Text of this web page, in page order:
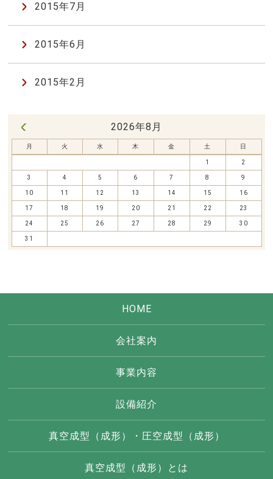
2015年7月
2015年6月
2015年2月
2026年8月
月 火 水 木 金 土 日
1 2
3 4 5 6 7 8 9
10 11 12 13 14 15 16
17 18 19 20 21 22 23
24 25 26 27 28 29 30
31
HOME
会社案内
事業内容
設備紹介
真空成型（成形）・圧空成型（成形）
真空成型（成形）とは